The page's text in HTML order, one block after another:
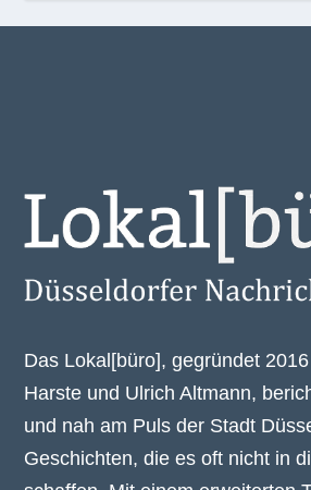
Das Lokal[büro], gegründet
Harste und Ulrich Altmann,
und nah am Puls der Stadt
Geschichten, die es oft nicht in